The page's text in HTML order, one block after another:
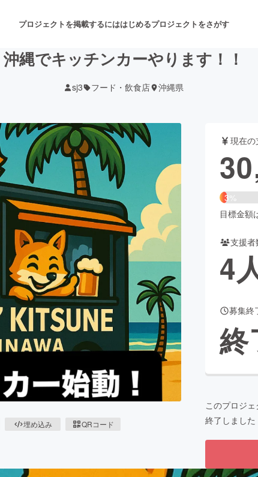
プロジェクトを掲載するにははじめるプロジェクトをさがす
音楽 舞台・パフォーマンス
ゲーム・サービス開発
書籍・雑誌出版 アニメ・漫画
チャレンジ ビューティー・ヘルスケ
CAMPFIRE for Social Good
CAMPFIRE Creation
CAMPFIREふるさと納税 machi-yaコミュニティ
沖縄でキッチンカーやります！！
sj3 フード・飲食店 沖縄県
埋め込み QRコード
現在
3%
目標金額
支援者
4
募集終
終
このプロジ
終了しました